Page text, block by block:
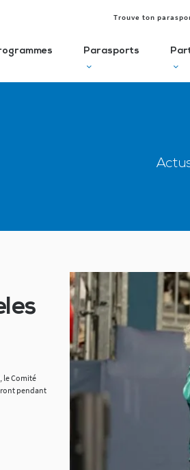
Trouve ton
Parasports
le Comité
pendant